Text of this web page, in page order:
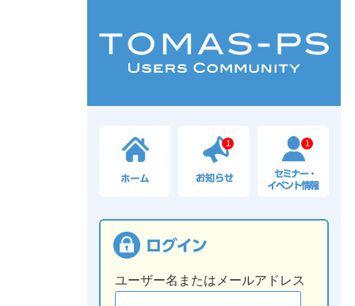
1 1
ユーザー名またはメールアドレス